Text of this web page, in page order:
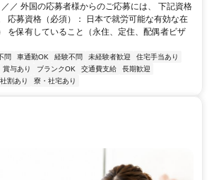
／ 外国の応募者様からのご応募には、 下記資格
応募資格（必須）： 日本で就労可能な有効な在
を保有していること（永住、定住、配偶者ビザ
問 車通勤OK 経験不問 未経験者歓迎
住宅手当あり
賞与あり ブランクOK 交通費支給
長期歓迎
社割あり 寮・社宅あり